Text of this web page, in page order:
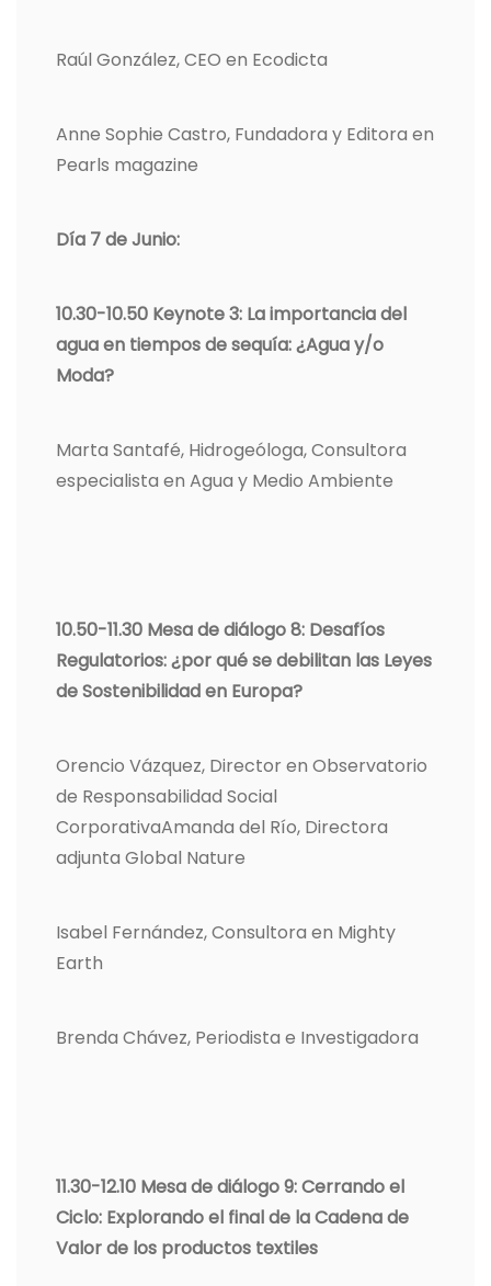
Raúl González, CEO en Ecodicta
Anne Sophie Castro, Fundadora y Editora en
Pearls magazine
Día 7 de Junio:
10.30-10.50 Keynote 3: La importancia del
agua en tiempos de sequía: ¿Agua y/o
Moda?
Marta Santafé, Hidrogeóloga, Consultora
especialista en Agua y Medio Ambiente
10.50-11.30 Mesa de diálogo 8: Desafíos
Regulatorios: ¿por qué se debilitan las Leyes
de Sostenibilidad en Europa?
Orencio Vázquez, Director en Observatorio
de Responsabilidad Social
CorporativaAmanda del Río, Directora
adjunta Global Nature
Isabel Fernández, Consultora en Mighty
Earth
Brenda Chávez, Periodista e Investigadora
11.30-12.10 Mesa de diálogo 9: Cerrando el
Ciclo: Explorando el final de la Cadena de
Valor de los productos textiles